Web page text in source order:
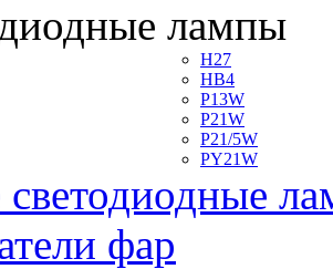
лампы
H27
HB4
P13W
P21W
P21/5W
PY21W
светодиодные
фар